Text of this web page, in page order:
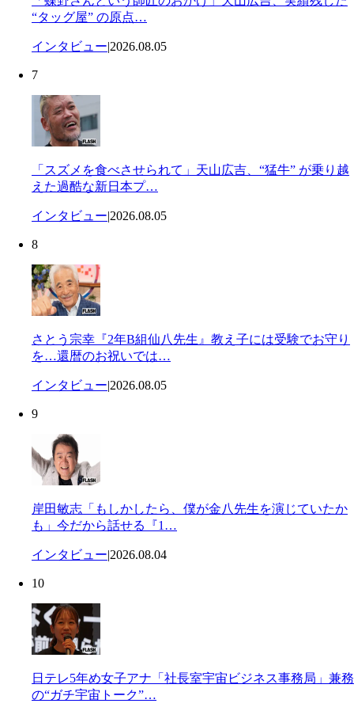
“タッグ屋” の原点…
インタビュー|2026.08.05
7
「スズメを食べさせられて」天山広吉、“猛牛” が乗り越
えた過酷な新日本プ…
インタビュー|2026.08.05
8
さとう宗幸『2年B組仙八先生』教え子には受験でお守り
を…還暦のお祝いでは…
インタビュー|2026.08.05
9
岸田敏志「もしかしたら、僕が金八先生を演じていたか
も」今だから話せる『1…
インタビュー|2026.08.04
10
日テレ5年め女子アナ「社長室宇宙ビジネス事務局」兼務
の“ガチ宇宙トーク”…